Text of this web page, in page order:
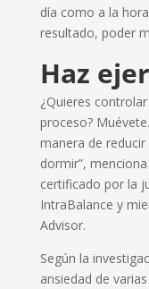
día como a la
resultado, poder
Haz
¿Quieres
proceso?
manera de
dormir”,
certificado por la
IntraBalance y
Advisor.
Según la
ansiedad de